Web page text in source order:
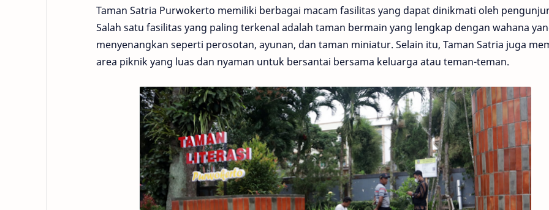
Taman Satria Purwokerto memiliki berbagai macam fasilitas yang dapat dinikmati oleh
Salah satu fasilitas yang paling terkenal adalah taman bermain yang lengkap dengan wahana
menyenangkan seperti perosotan, ayunan, dan taman miniatur. Selain itu, Taman Satria juga
area piknik yang luas dan nyaman untuk bersantai bersama keluarga atau teman-teman.